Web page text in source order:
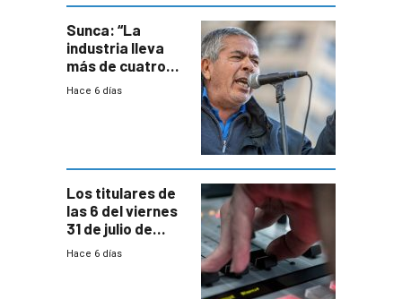
Sunca: “La
industria lleva
más de cuatro
meses sin
Hace 6 días
Los titulares de
las 6 del viernes
31 de julio de
2026
Hace 6 días